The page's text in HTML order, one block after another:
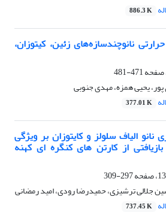
886.3 K
نانوچندسازه‌های زئین، کیتوزان،
471-481
یحیی همزه، مهدی جنوبی
377.01 K
نانو الیاف سلولز و کایتوزان بر ویژگی
از کارتن های کنگره ای کهنه
297-309
جلالی ترشیزی، حمیدرضا رودی، امید رمضانی
737.45 K